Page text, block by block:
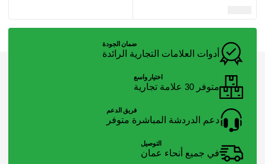
ضمان الجودة
أدوات العلامات التجارية الرائدة
اختيار واسع
متوفر 30 علامة تجارية
فريق الدعم
دعم الدردشة المباشرة متوفر
التوصيل
في جميع أنحاء عمان